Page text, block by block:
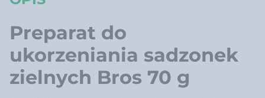
Preparat do
ukorzeniania sadzonek
zielnych Bros 70 g